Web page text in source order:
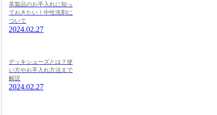
革製品のお手入れに知っ
ておきたい！中性洗剤に
ついて
2024.02.27
デッキシューズとは？使
い方やお手入れ方法まで
解説
2024.02.27